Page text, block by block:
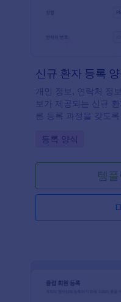
신규 환자 등록 양
개인 정보, 연락처 정
보가 제공되는 신규
른 등록 과정을 갖도
Go to Category:
등록 양식
템